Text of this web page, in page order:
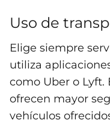
Uso de
Elige siempre
utiliza
como Uber o Lyft.
ofrecen mayor
vehículos